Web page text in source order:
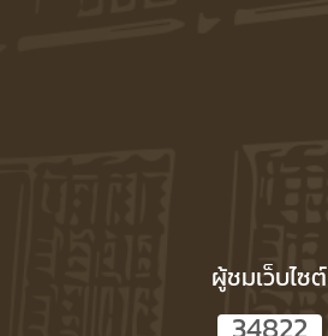
ผู้ชมเว็บไซต์